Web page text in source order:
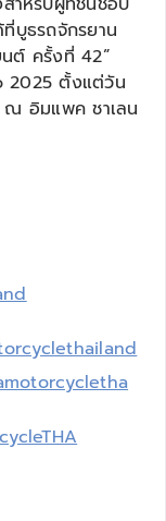
บูธรถจักรยาน
ต์ ครั้งที่ 42”
2025 ตั้งแต่วัน
อิมแพค ชาเลน